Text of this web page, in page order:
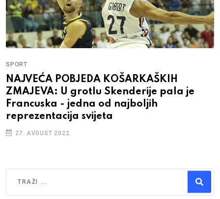
SPORT
NAJVEĆA POBJEDA KOŠARKAŠKIH
ZMAJEVA: U grotlu Skenderije pala je
Francuska - jedna od najboljih
reprezentacija svijeta
27. AVGUST 2022.